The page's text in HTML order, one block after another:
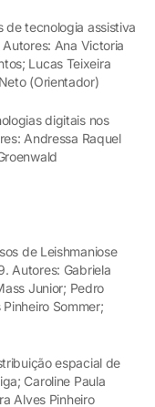
de tecnologia assistiva
Ana Victoria
Lucas Teixeira
(Orientador)
digitais nos
Andressa Raquel
de Leishmaniose
Autores: Gabriela
Junior; Pedro
Sommer;
espacial de
Caroline Paula
Alves Pinheiro